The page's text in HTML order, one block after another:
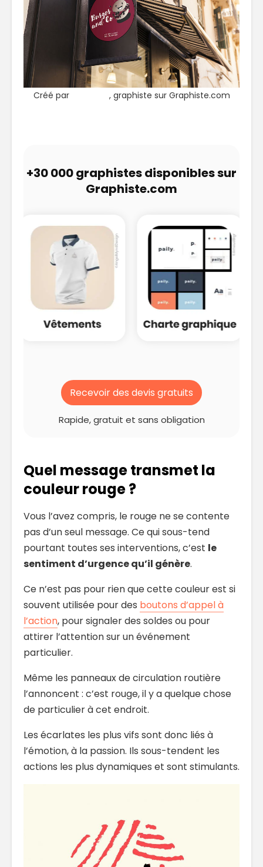
Créé par , graphiste sur Graphiste.com
+30 000 graphistes disponibles sur
Graphiste.com
Recevoir des devis gratuits
Rapide, gratuit et sans obligation
Quel message transmet la
couleur rouge ?
Vous l’avez compris, le rouge ne se contente
pas d’un seul message. Ce qui sous-tend
pourtant toutes ses interventions, c’est le
sentiment d’urgence qu’il génère.
Ce n’est pas pour rien que cette couleur est si
souvent utilisée pour des boutons d’appel à
l’action, pour signaler des soldes ou pour
attirer l’attention sur un événement
particulier.
Même les panneaux de circulation routière
l’annoncent : c’est rouge, il y a quelque chose
de particulier à cet endroit.
Les écarlates les plus vifs sont donc liés à
l’émotion, à la passion. Ils sous-tendent les
actions les plus dynamiques et sont stimulants.